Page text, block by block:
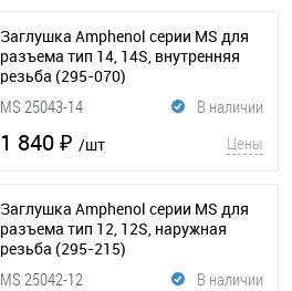
Заглушка Amphenol серии MS для
разъема тип 14, 14S, внутренняя
резьба (295-070)
В наличии
MS 25043-14
1 840 ₽ /шт Цены
Заглушка Amphenol серии MS для
разъема тип 12, 12S, наружная
резьба (295-215)
В наличии
MS 25042-12